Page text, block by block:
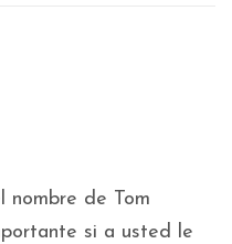
nombre de Tom
si a usted le